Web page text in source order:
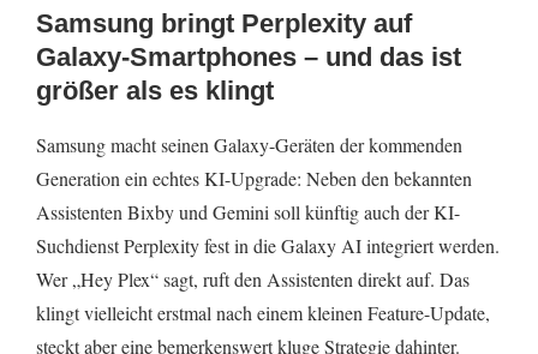
Samsung bringt Perplexity auf
Galaxy-Smartphones – und das ist
größer als es klingt
Samsung macht seinen Galaxy-Geräten der kommenden
Generation ein echtes KI-Upgrade: Neben den bekannten
Assistenten Bixby und Gemini soll künftig auch der KI-
Suchdienst Perplexity fest in die Galaxy AI integriert werden.
Wer „Hey Plex“ sagt, ruft den Assistenten direkt auf. Das
klingt vielleicht erstmal nach einem kleinen Feature-Update,
steckt aber eine bemerkenswert kluge Strategie dahinter.